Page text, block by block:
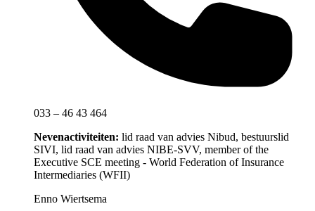
033 – 46 43 464
Nevenactiviteiten: lid raad van advies Nibud, bestuurslid
SIVI, lid raad van advies NIBE-SVV, member of the
Executive SCE meeting - World Federation of Insurance
Intermediaries (WFII)
Enno Wiertsema